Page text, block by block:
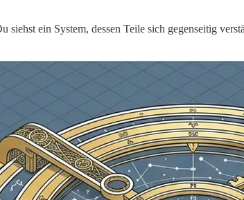
ein System, dessen Teile sich gegenseitig